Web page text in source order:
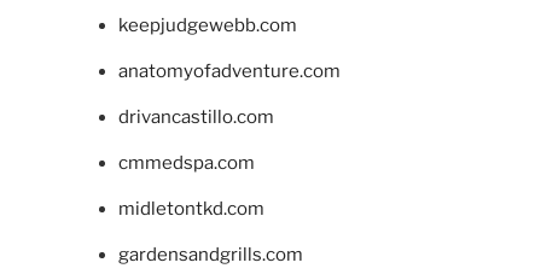
keepjudgewebb.com
anatomyofadventure.com
drivancastillo.com
cmmedspa.com
midletontkd.com
gardensandgrills.com